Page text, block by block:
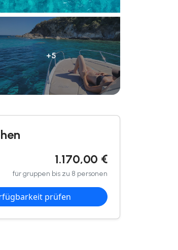
+5
1.170,00 €
für gruppen bis zu 8 personen
prüfen